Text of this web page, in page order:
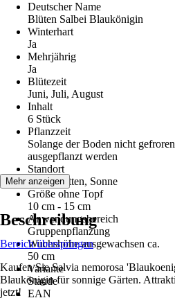
Deutscher Name
Blüten Salbei Blaukönigin
Winterhart
Ja
Mehrjährig
Ja
Blütezeit
Juni, Juli, August
Inhalt
6 Stück
Pflanzzeit
Solange der Boden nicht
ausgepflanzt werden
Standort
Halbschatten, Sonne
Größe ohne Topf
10 cm - 15 cm
Anwendungsbereich
Gruppenpflanzung
Wuchshöhe ausgewachsen ca.
50 cm
Variante
Staude
EAN
Mehr anzeigen
Beschreibung
Bereich überspringen
Kaufen Sie Salvia nemorosa
Blaukönigin für sonnige Gärten.
jetzt!